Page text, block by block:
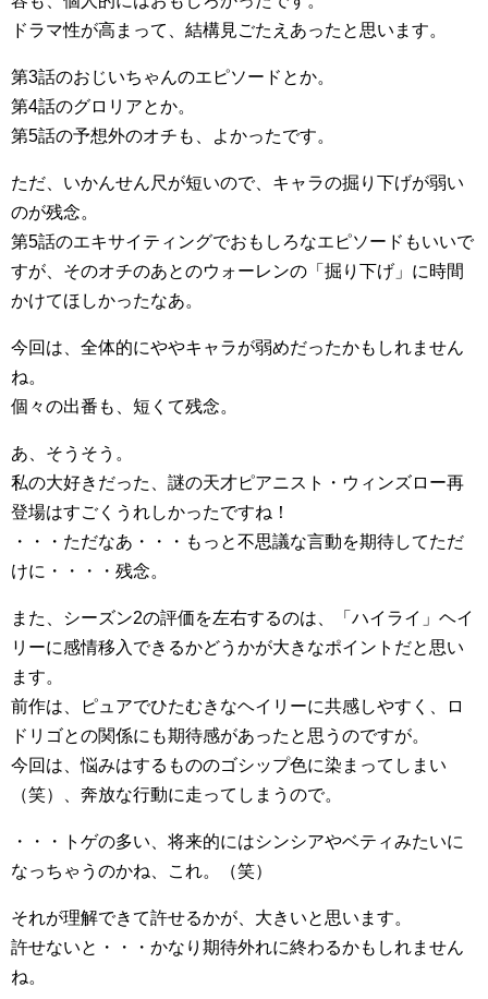
ドラマ性が高まって、結構見ごたえあったと思います。
第3話のおじいちゃんのエピソードとか。
第4話のグロリアとか。
第5話の予想外のオチも、よかったです。
ただ、いかんせん尺が短いので、キャラの掘り下げが弱い
のが残念。
第5話のエキサイティングでおもしろなエピソードもいいで
すが、そのオチのあとのウォーレンの「掘り下げ」に時間
かけてほしかったなあ。
今回は、全体的にややキャラが弱めだったかもしれません
ね。
個々の出番も、短くて残念。
あ、そうそう。
私の大好きだった、謎の天才ピアニスト・ウィンズロー再
登場はすごくうれしかったですね！
・・・ただなあ・・・もっと不思議な言動を期待してただ
けに・・・・残念。
また、シーズン2の評価を左右するのは、「ハイライ」ヘイ
リーに感情移入できるかどうかが大きなポイントだと思い
ます。
前作は、ピュアでひたむきなヘイリーに共感しやすく、ロ
ドリゴとの関係にも期待感があったと思うのですが。
今回は、悩みはするもののゴシップ色に染まってしまい
（笑）、奔放な行動に走ってしまうので。
・・・トゲの多い、将来的にはシンシアやベティみたいに
なっちゃうのかね、これ。（笑）
それが理解できて許せるかが、大きいと思います。
許せないと・・・かなり期待外れに終わるかもしれません
ね。